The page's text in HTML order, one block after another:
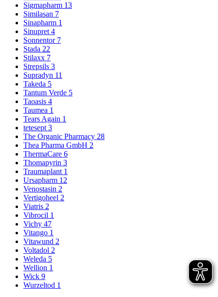
Sigmapharm 13
Similasan 7
Sinapharm 1
Sinupret 4
Sonnentor 7
Stada 22
Stilaxx 7
Strepsils 3
Supradyn 11
Takeda 5
Tantum Verde 5
Taoasis 4
Taumea 1
Tears Again 1
tetesept 3
The Organic Pharmacy 28
Thea Pharma GmbH 2
ThermaCare 6
Thomapyrin 3
Traumaplant 1
Ursapharm 12
Venostasin 2
Vertigoheel 2
Viatris 2
Vibrocil 1
Vichy 47
Vitango 1
Vitawund 2
Voltadol 2
Weleda 5
Wellion 1
Wick 9
Wurzeltod 1